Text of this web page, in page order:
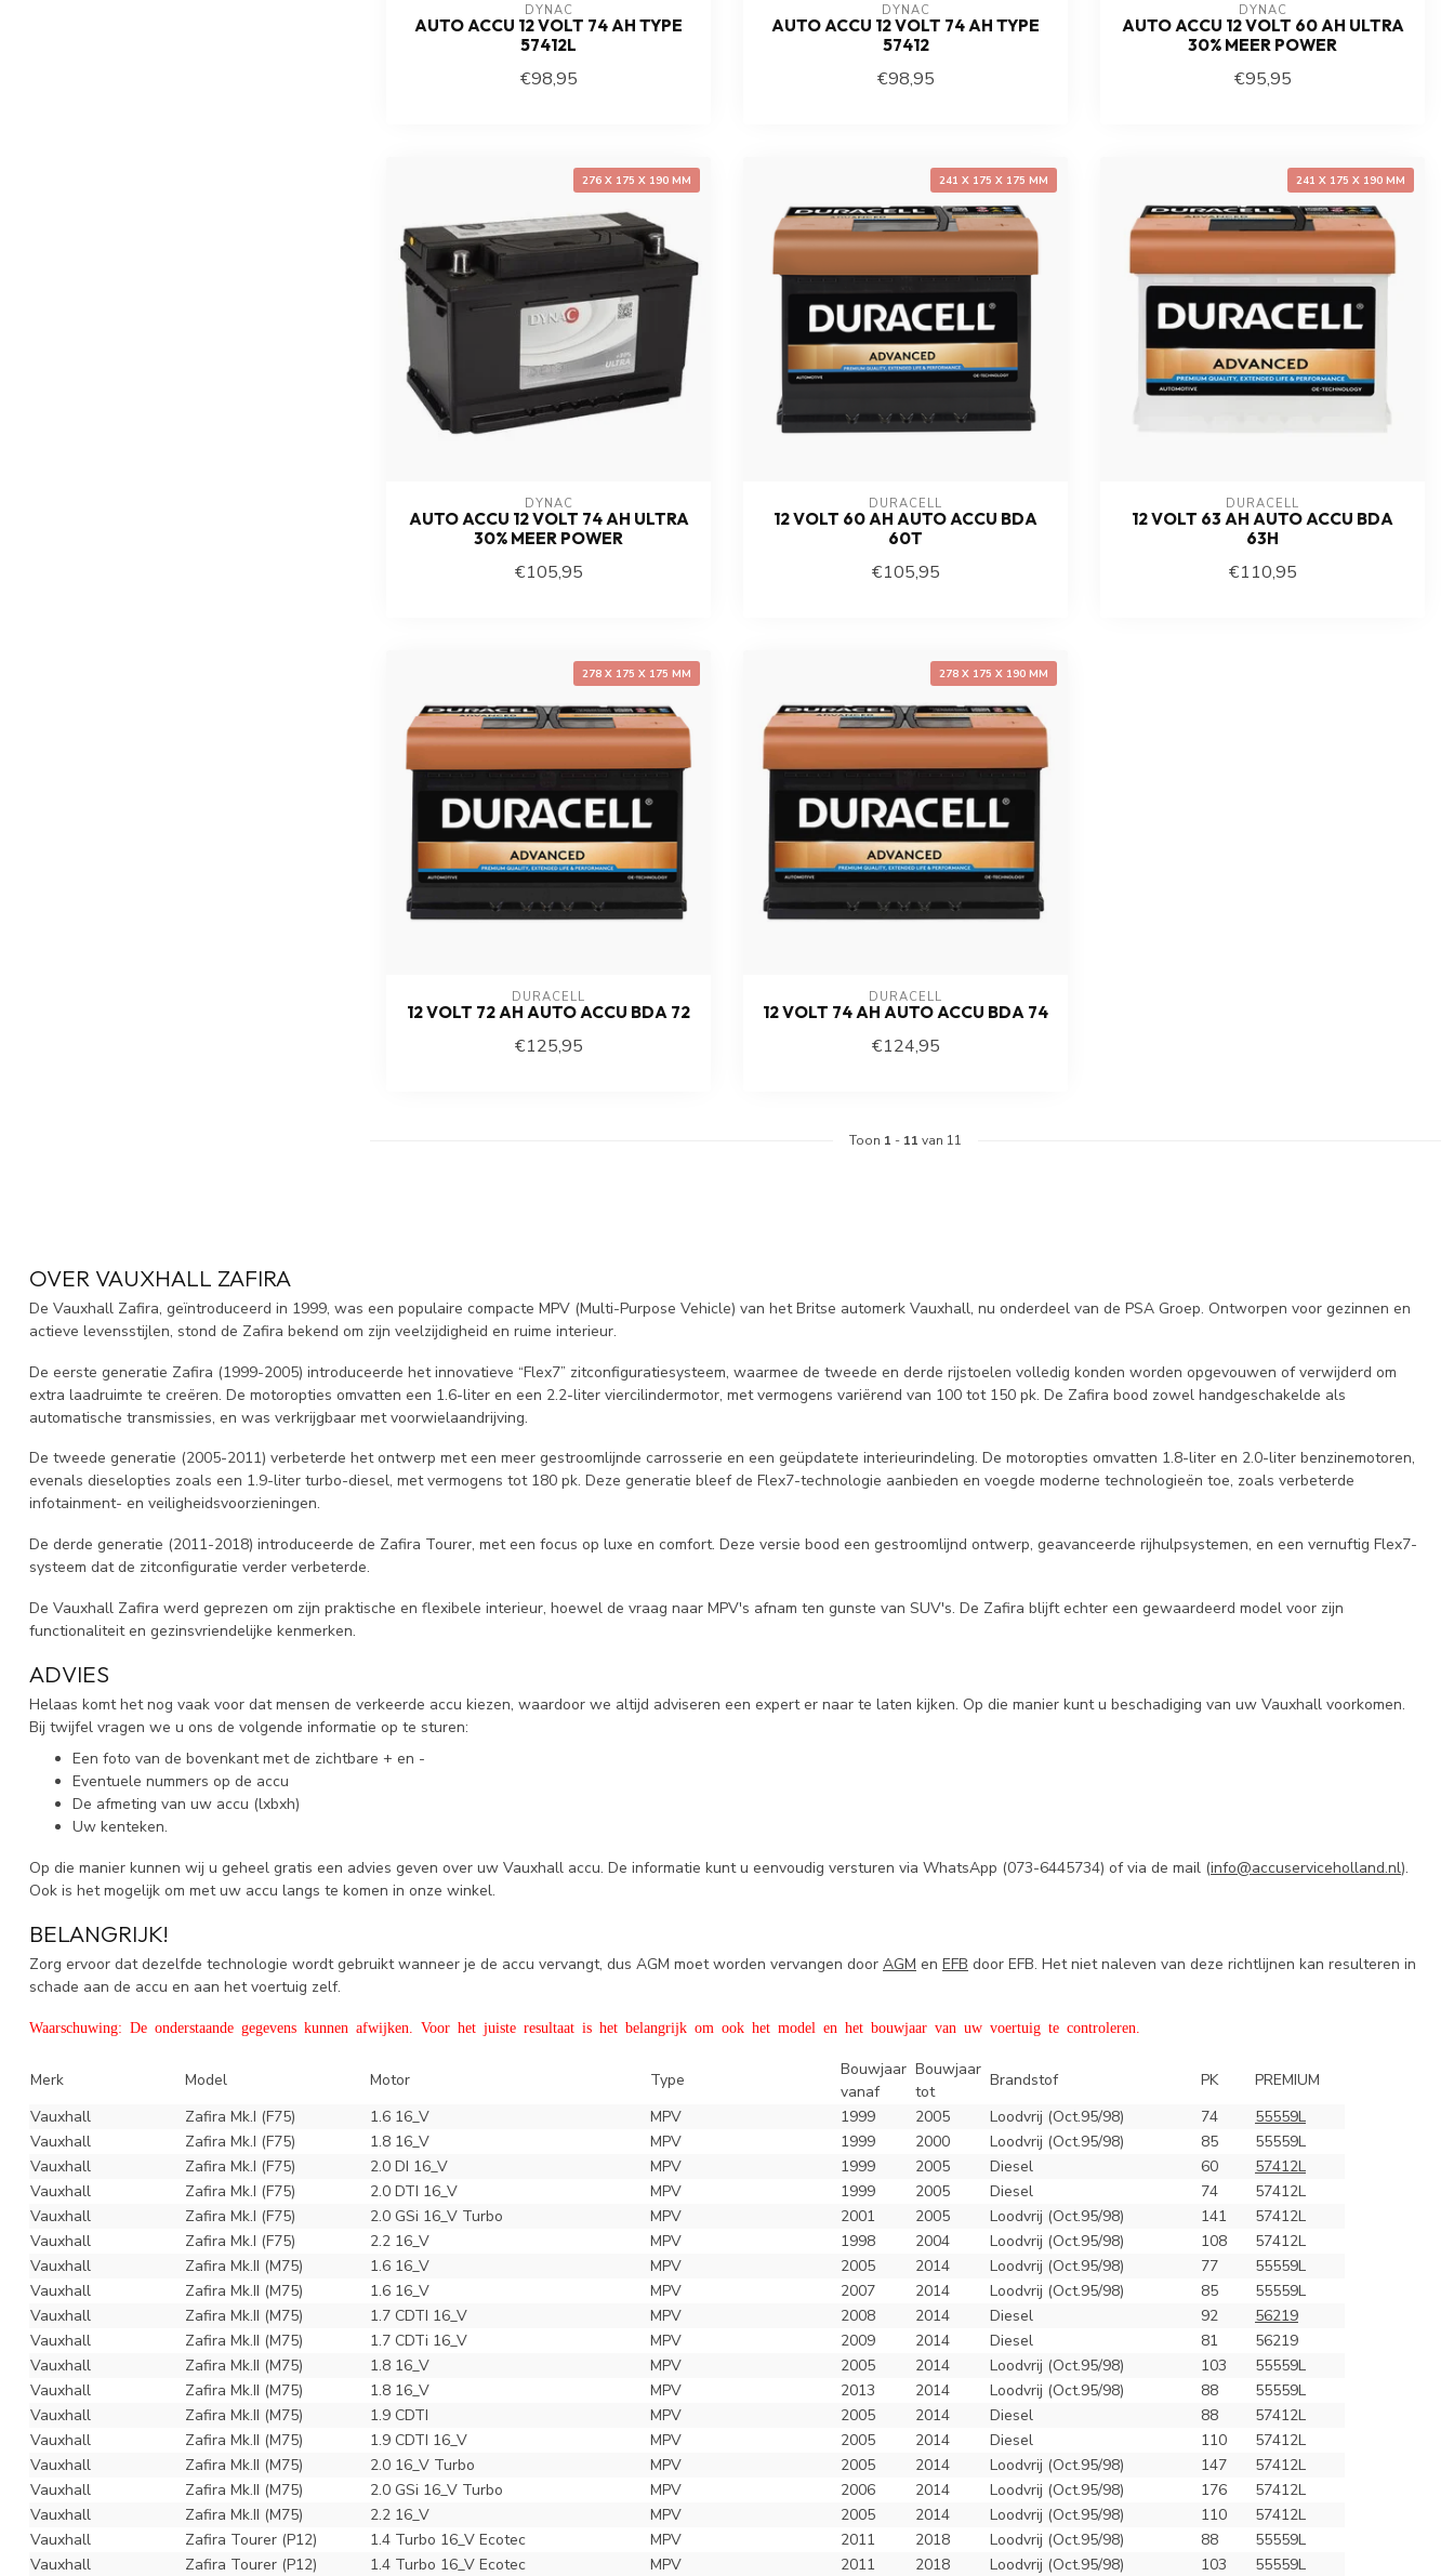
DYNAC
AUTO ACCU 12 VOLT 74 AH TYPE
57412L
€98,95
DYNAC
AUTO ACCU 12 VOLT 74 AH TYPE
57412
€98,95
DYNAC
AUTO ACCU 12 VOLT 60 AH ULTRA
30% MEER POWER
€95,95
276 X 175 X 190 MM
DYNAC
AUTO ACCU 12 VOLT 74 AH ULTRA
30% MEER POWER
€105,95
241 X 175 X 175 MM
DURACELL
12 VOLT 60 AH AUTO ACCU BDA
60T
€105,95
241 X 175 X 190 MM
DURACELL
12 VOLT 63 AH AUTO ACCU BDA
63H
€110,95
278 X 175 X 175 MM
DURACELL
12 VOLT 72 AH AUTO ACCU BDA 72
€125,95
278 X 175 X 190 MM
DURACELL
12 VOLT 74 AH AUTO ACCU BDA 74
€124,95
Toon 1 - 11 van 11
OVER VAUXHALL ZAFIRA
De Vauxhall Zafira, geïntroduceerd in 1999, was een populaire compacte MPV (Multi-Purpose Vehicle) van het Britse automerk Vauxhall, nu onderdeel van de PSA Groep. Ontworpen voor gezinnen en
actieve levensstijlen, stond de Zafira bekend om zijn veelzijdigheid en ruime interieur.
De eerste generatie Zafira (1999-2005) introduceerde het innovatieve “Flex7” zitconfiguratiesysteem, waarmee de tweede en derde rijstoelen volledig konden worden opgevouwen of verwijderd om
extra laadruimte te creëren. De motoropties omvatten een 1.6-liter en een 2.2-liter viercilindermotor, met vermogens variërend van 100 tot 150 pk. De Zafira bood zowel handgeschakelde als
automatische transmissies, en was verkrijgbaar met voorwielaandrijving.
De tweede generatie (2005-2011) verbeterde het ontwerp met een meer gestroomlijnde carrosserie en een geüpdatete interieurindeling. De motoropties omvatten 1.8-liter en 2.0-liter benzinemotoren,
evenals dieselopties zoals een 1.9-liter turbo-diesel, met vermogens tot 180 pk. Deze generatie bleef de Flex7-technologie aanbieden en voegde moderne technologieën toe, zoals verbeterde
infotainment- en veiligheidsvoorzieningen.
De derde generatie (2011-2018) introduceerde de Zafira Tourer, met een focus op luxe en comfort. Deze versie bood een gestroomlijnd ontwerp, geavanceerde rijhulpsystemen, en een vernuftig Flex7-
systeem dat de zitconfiguratie verder verbeterde.
De Vauxhall Zafira werd geprezen om zijn praktische en flexibele interieur, hoewel de vraag naar MPV's afnam ten gunste van SUV's. De Zafira blijft echter een gewaardeerd model voor zijn
functionaliteit en gezinsvriendelijke kenmerken.
ADVIES
Helaas komt het nog vaak voor dat mensen de verkeerde accu kiezen, waardoor we altijd adviseren een expert er naar te laten kijken. Op die manier kunt u beschadiging van uw Vauxhall voorkomen.
Bij twijfel vragen we u ons de volgende informatie op te sturen:
Een foto van de bovenkant met de zichtbare + en -
Eventuele nummers op de accu
De afmeting van uw accu (lxbxh)
Uw kenteken.
Op die manier kunnen wij u geheel gratis een advies geven over uw Vauxhall accu. De informatie kunt u eenvoudig versturen via WhatsApp (073-6445734) of via de mail (info@accuserviceholland.nl).
Ook is het mogelijk om met uw accu langs te komen in onze winkel.
BELANGRIJK!
Zorg ervoor dat dezelfde technologie wordt gebruikt wanneer je de accu vervangt, dus AGM moet worden vervangen door AGM en EFB door EFB. Het niet naleven van deze richtlijnen kan resulteren in
schade aan de accu en aan het voertuig zelf.
Waarschuwing: De onderstaande gegevens kunnen afwijken. Voor het juiste resultaat is het belangrijk om ook het model en het bouwjaar van uw voertuig te controleren.
Merk Model Motor Type
Bouwjaar
vanaf
Bouwjaar
tot
Brandstof PK
PREMIUM
Vauxhall
Zafira Mk.I (F75) 1.6 16_V MPV 1999 2005 Loodvrij (Oct.95/98) 74
55559L
Vauxhall
Zafira Mk.I (F75) 1.8 16_V MPV 1999 2000 Loodvrij (Oct.95/98) 85
55559L
Vauxhall
Zafira Mk.I (F75) 2.0 DI 16_V MPV 1999 2005 Diesel 60
57412L
Vauxhall
Zafira Mk.I (F75) 2.0 DTI 16_V MPV 1999 2005 Diesel 74
57412L
Vauxhall
Zafira Mk.I (F75) 2.0 GSi 16_V Turbo MPV 2001 2005 Loodvrij (Oct.95/98) 141
57412L
Vauxhall
Zafira Mk.I (F75) 2.2 16_V MPV 1998 2004 Loodvrij (Oct.95/98) 108
57412L
Vauxhall
Zafira Mk.II (M75) 1.6 16_V MPV 2005 2014 Loodvrij (Oct.95/98) 77
55559L
Vauxhall
Zafira Mk.II (M75) 1.6 16_V MPV 2007 2014 Loodvrij (Oct.95/98) 85
55559L
Vauxhall
Zafira Mk.II (M75) 1.7 CDTI 16_V MPV 2008 2014 Diesel 92
56219
Vauxhall
Zafira Mk.II (M75) 1.7 CDTi 16_V MPV 2009 2014 Diesel 81
56219
Vauxhall
Zafira Mk.II (M75) 1.8 16_V MPV 2005 2014 Loodvrij (Oct.95/98) 103
55559L
Vauxhall
Zafira Mk.II (M75) 1.8 16_V MPV 2013 2014 Loodvrij (Oct.95/98) 88
55559L
Vauxhall
Zafira Mk.II (M75) 1.9 CDTI MPV 2005 2014 Diesel 88
57412L
Vauxhall
Zafira Mk.II (M75) 1.9 CDTI 16_V MPV 2005 2014 Diesel 110
57412L
Vauxhall
Zafira Mk.II (M75) 2.0 16_V Turbo MPV 2005 2014 Loodvrij (Oct.95/98) 147
57412L
Vauxhall
Zafira Mk.II (M75) 2.0 GSi 16_V Turbo MPV 2006 2014 Loodvrij (Oct.95/98) 176
57412L
Vauxhall
Zafira Mk.II (M75) 2.2 16_V MPV 2005 2014 Loodvrij (Oct.95/98) 110
57412L
Vauxhall
Zafira Tourer (P12) 1.4 Turbo 16_V Ecotec MPV 2011 2018 Loodvrij (Oct.95/98) 88
55559L
Vauxhall
Zafira Tourer (P12) 1.4 Turbo 16_V Ecotec MPV 2011 2018 Loodvrij (Oct.95/98) 103 55559L